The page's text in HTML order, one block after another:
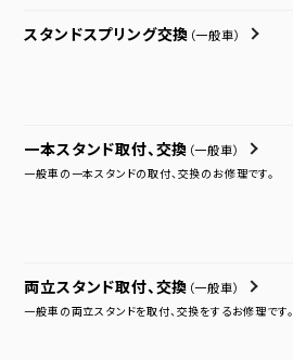
スタンドスプリング交換 （一般車）
一本スタンド取付、交換 （一般車）
一般車の一本スタンドの取付、交換のお修理です。
両立スタンド取付、交換 （一般車）
一般車の両立スタンドを取付、交換をするお修理です。